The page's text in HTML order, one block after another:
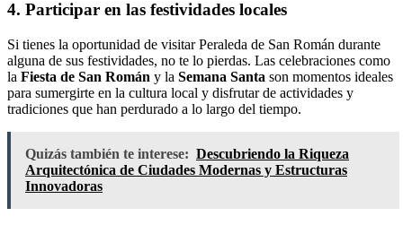
4. Participar en las festividades locales
Si tienes la oportunidad de visitar Peraleda de San Román durante
alguna de sus festividades, no te lo pierdas. Las celebraciones como
la Fiesta de San Román y la Semana Santa son momentos ideales
para sumergirte en la cultura local y disfrutar de actividades y
tradiciones que han perdurado a lo largo del tiempo.
Quizás también te interese: Descubriendo la Riqueza
Arquitectónica de Ciudades Modernas y Estructuras
Innovadoras